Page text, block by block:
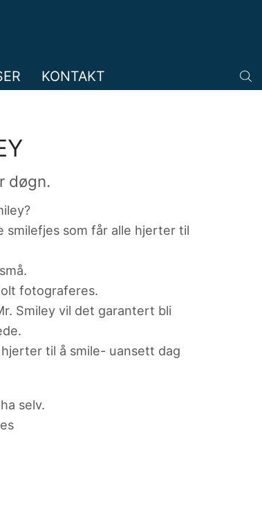
KONTAKT
døgn.
smilefjes som får alle hjerter til
fotograferes.
Smiley vil det garantert bli
til å smile- uansett dag
selv.